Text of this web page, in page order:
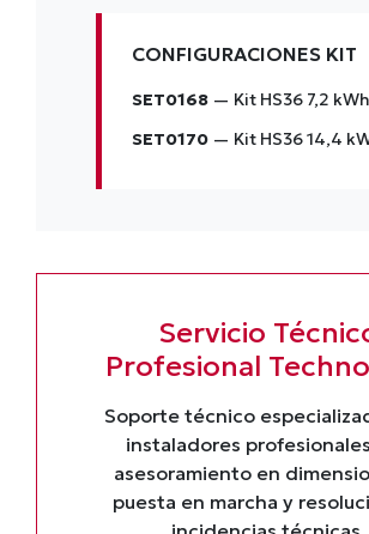
CONFIGURACIONES KIT
SET0168 — Kit HS36 7,2 kWh
SET0170 — Kit HS36 14,4
Servicio
Profesional
Soporte técnico
instaladores
asesoramiento en
puesta en marcha y